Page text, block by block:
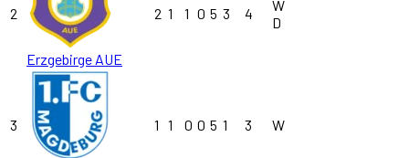
2
Erzgebirge AUE
2 1 1 0 5 3 4
W
D
3 1 1 0 0 5 1 3 W